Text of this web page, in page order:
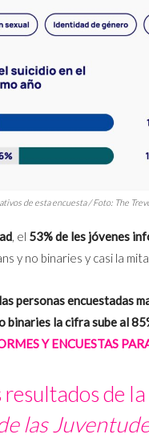
de esta encuesta / Foto: The
, el 53% de les jóvenes
y no binaries y casi la
personas encuestadas
binaries la cifra sube al
Y ENCUESTAS
de la
las